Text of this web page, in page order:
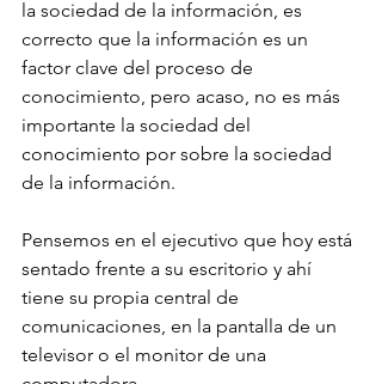
la sociedad de la información, es
correcto que la información es un
factor clave del proceso de
conocimiento, pero acaso, no es más
importante la sociedad del
conocimiento por sobre la sociedad
de la información.
Pensemos en el ejecutivo que hoy está
sentado frente a su escritorio y ahí
tiene su propia central de
comunicaciones, en la pantalla de un
televisor o el monitor de una